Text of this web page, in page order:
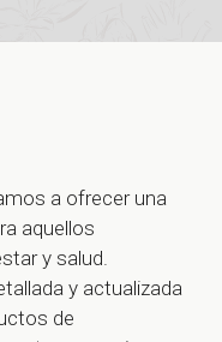
a ofrecer una
aquellos
y salud.
y actualizada
de